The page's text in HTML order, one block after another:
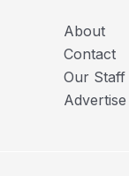
About
Contact
Our Staff
Advertise